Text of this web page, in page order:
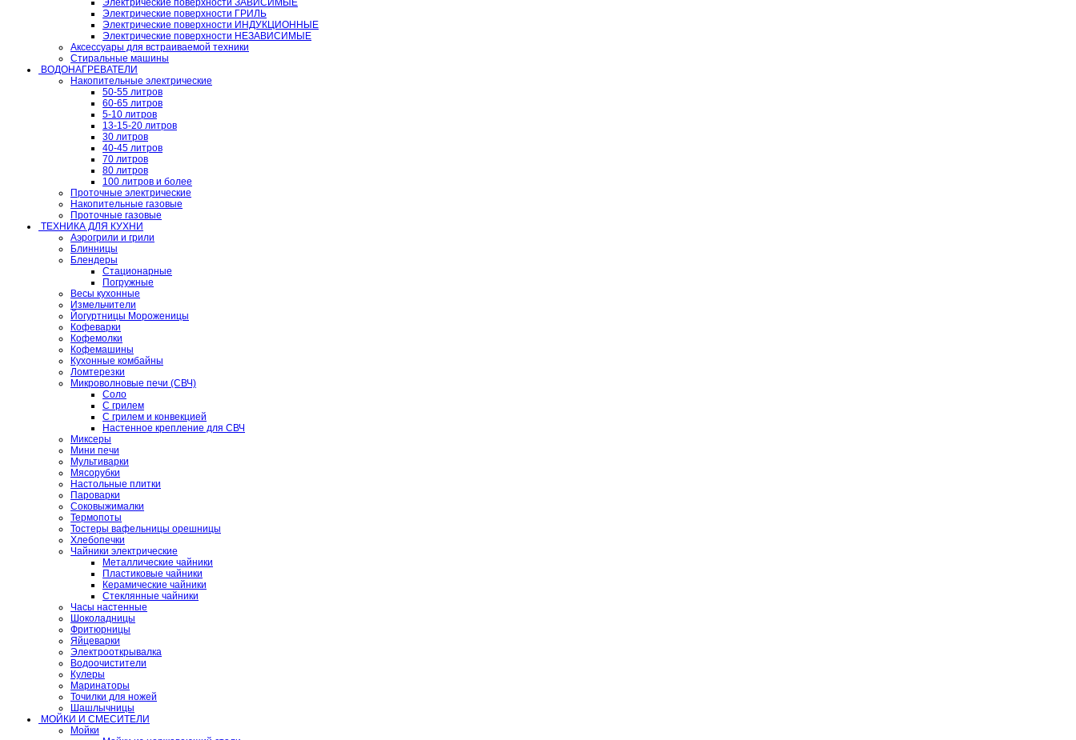
Электрические поверхности ЗАВИСИМЫЕ
Электрические поверхности ГРИЛЬ
Электрические поверхности ИНДУКЦИОННЫЕ
Электрические поверхности НЕЗАВИСИМЫЕ
Аксессуары для встраиваемой техники
Стиральные машины
ВОДОНАГРЕВАТЕЛИ
Накопительные электрические
50-55 литров
60-65 литров
5-10 литров
13-15-20 литров
30 литров
40-45 литров
70 литров
80 литров
100 литров и более
Проточные электрические
Накопительные газовые
Проточные газовые
ТЕХНИКА ДЛЯ КУХНИ
Аэрогрили и грили
Блинницы
Блендеры
Стационарные
Погружные
Весы кухонные
Измельчители
Йогуртницы Мороженицы
Кофеварки
Кофемолки
Кофемашины
Кухонные комбайны
Ломтерезки
Микроволновые печи (СВЧ)
Соло
С грилем
С грилем и конвекцией
Настенное крепление для СВЧ
Миксеры
Мини печи
Мультиварки
Мясорубки
Настольные плитки
Пароварки
Соковыжималки
Термопоты
Тостеры вафельницы орешницы
Хлебопечки
Чайники электрические
Металлические чайники
Пластиковые чайники
Керамические чайники
Стеклянные чайники
Часы настенные
Шоколадницы
Фритюрницы
Яйцеварки
Электрооткрывалка
Водоочистители
Кулеры
Маринаторы
Точилки для ножей
Шашлычницы
МОЙКИ И СМЕСИТЕЛИ
Мойки